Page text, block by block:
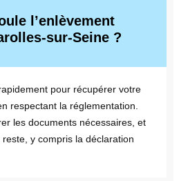
l’enlèvement
sur-Seine ?
pour récupérer votre
respectant la réglementation.
les documents nécessaires, et
y compris la déclaration